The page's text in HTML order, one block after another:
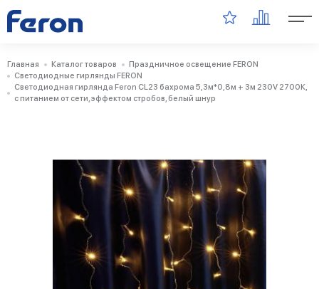
Главная Каталог товаров
Праздничное освещение FERON
Светодиодные гирлянды FERON
Светодиодная гирлянда Feron CL23 бахрома 5,3м*0,8м + 3м 230V 2700К,
c питанием от сети, эффектом стробов, белый шнур